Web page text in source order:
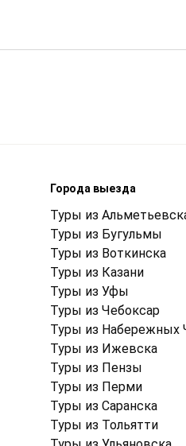
Города выезда
Туры из
Туры из Бугульмы
Туры из Воткинска
Туры из Казани
Туры из Уфы
Туры из Чебоксар
Туры из Набережных
Туры из Ижевска
Туры из Пензы
Туры из Перми
Туры из Саранска
Туры из Тольятти